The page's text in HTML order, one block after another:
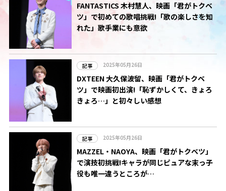
FANTASTICS 木村慧人、映画「君がトクベ
ツ」で初めての歌唱挑戦!「歌の楽しさを知
れた」歌手業にも意欲
記事 2025年05月26日
DXTEEN 大久保波留、映画「君がトクベ
ツ」で映画初出演!「恥ずかしくて、きょろ
きょろ…」と初々しい感想
記事 2025年05月26日
MAZZEL・NAOYA、映画「君がトクベツ」
で演技初挑戦!キャラが同じピュアな末っ子
役も唯一違うところが…